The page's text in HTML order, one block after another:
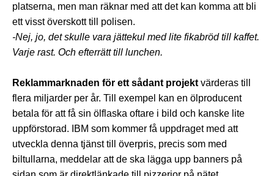
platserna, men man räknar med att det kan komma att bli
ett visst överskott till polisen.
-Nej, jo, det skulle vara jättekul med lite fikabröd till kaffet.
Varje rast. Och efterrätt till lunchen.
Reklammarknaden för ett sådant projekt värderas till
flera miljarder per år. Till exempel kan en ölproducent
betala för att få sin ölflaska oftare i bild och kanske lite
uppförstorad. IBM som kommer få uppdraget med att
utveckla denna tjänst till överpris, precis som med
biltullarna, meddelar att de ska lägga upp banners på